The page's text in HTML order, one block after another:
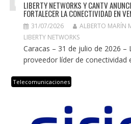
LIBERTY NETWORKS Y CANTV
FORTALECER LA CONECTIVIDAD EN
31/07/2026 ALBERTO MARÍN
LIBERTY NETWORKS
Caracas – 31 de julio de 2026 –
proveedor líder de conectividad
Telecomunicaciones